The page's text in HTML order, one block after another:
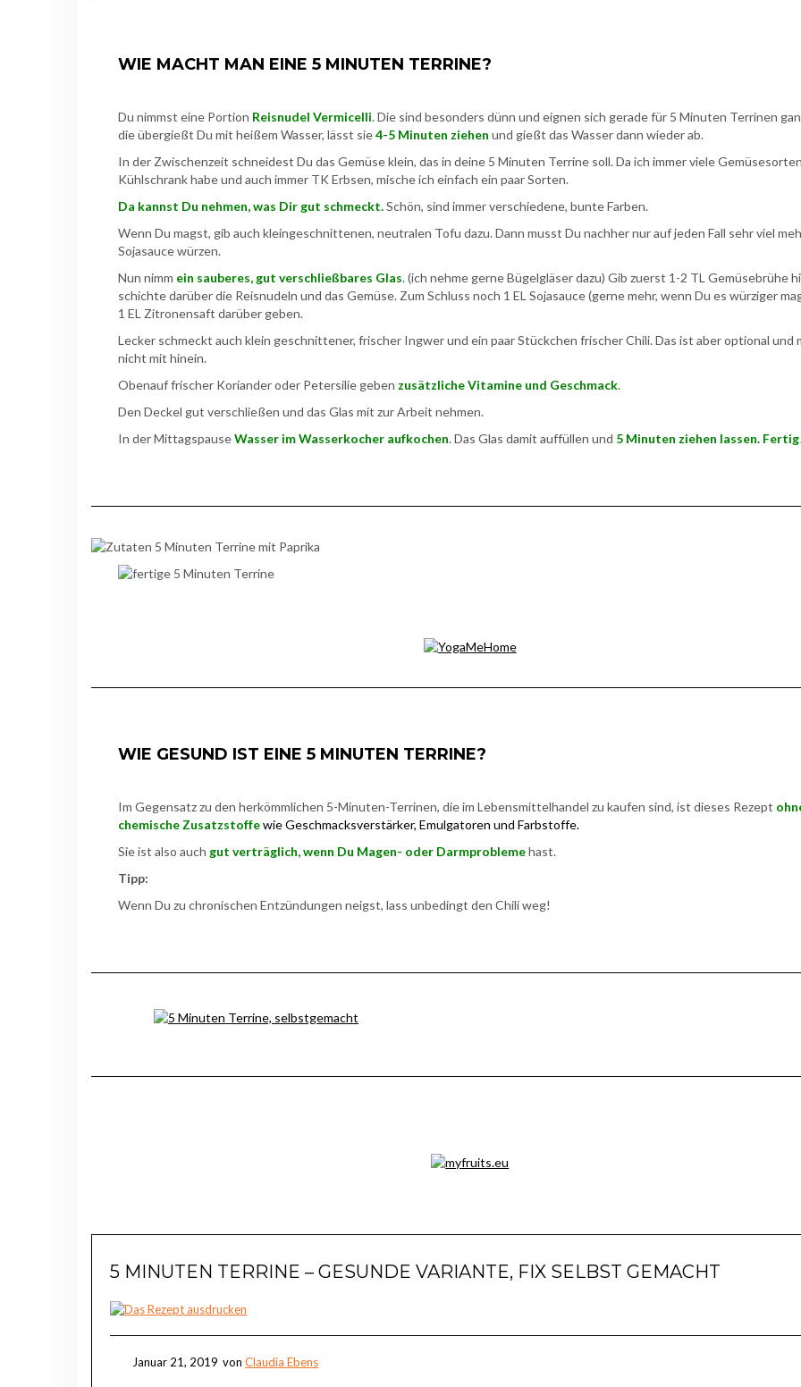
WIE MACHT MAN EINE 5 MINUTEN TERRINE?
Du nimmst eine Portion Reisnudel Vermicelli. Die sind besonders dünn und eignen sich gerade für 5 Minuten Terrinen
die übergießt Du mit heißem Wasser, lässt sie4-5 Minuten ziehen und gießt das Wasser dann wieder ab.
In der Zwischenzeit schneidest Du das Gemüse klein, das in deine 5 Minuten Terrine soll. Da ich immer viele
Kühlschrank habe und auch immer TK Erbsen, mische ich einfach ein paar Sorten.
Da kannst Du nehmen, was Dir gut schmeckt.Schön, sind immer verschiedene, bunte Farben.
Wenn Du magst, gib auch kleingeschnittenen, neutralen Tofu dazu. Dann musst Du nachher nur auf jeden Fall sehr viel
Sojasauce würzen.
Nun nimm ein sauberes, gut verschließbares Glas. (ich nehme gerne Bügelgläser dazu) Gib zuerst 1-2 TL Gemüsebrühe
schichte darüber die Reisnudeln und das Gemüse. Zum Schluss noch 1 EL Sojasauce (gerne mehr, wenn Du es würziger
1 EL Zitronensaft darüber geben.
Lecker schmeckt auch klein geschnittener, frischer Ingwer und ein paar Stückchen frischer Chili. Das ist aber optional und
nicht mit hinein.
Obenauf frischer Koriander oder Petersilie geben zusätzliche Vitamine und Geschmack.
Den Deckel gut verschließen und das Glas mit zur Arbeit nehmen.
In der MittagspauseWasser im Wasserkocher aufkochen. Das Glas damit auffüllen und 5 Minuten ziehen lassen.
WIE GESUND IST EINE 5 MINUTEN TERRINE?
Im Gegensatz zu den herkömmlichen 5-Minuten-Terrinen, die im Lebensmittelhandel zu kaufen sind, ist dieses Rezept
chemische Zusatzstoffewie Geschmacksverstärker, Emulgatoren und Farbstoffe.
Sie ist also auch gut verträglich, wenn Du Magen- oder Darmproblemehast.
Tipp:
Wenn Du zu chronischen Entzündungen neigst, lass unbedingt den Chili weg!
5 MINUTEN TERRINE – GESUNDE VARIANTE, FIX SELBST GEMACHT
Januar 21, 2019 von Claudia Ebens